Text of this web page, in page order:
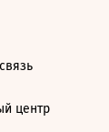
центр